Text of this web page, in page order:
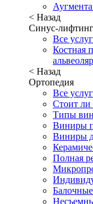
< Назад
Синус-лифтинг
Все
Костная
< Назад
Ортопедия
Все
Стоит ли
Типы
Виниры
Виниры
Полная